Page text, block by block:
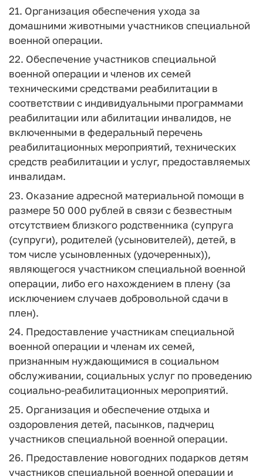
21. Организация обеспечения ухода за
домашними животными участников специальной
военной операции.
22. Обеспечение участников специальной
военной операции и членов их семей
техническими средствами реабилитации в
соответствии с индивидуальными программами
реабилитации или абилитации инвалидов, не
включенными в федеральный перечень
реабилитационных мероприятий, технических
средств реабилитации и услуг, предоставляемых
инвалидам.
23. Оказание адресной материальной помощи в
размере 50 000 рублей в связи с безвестным
отсутствием близкого родственника (супруга
(супруги), родителей (усыновителей), детей, в
том числе усыновленных (удочеренных)),
являющегося участником специальной военной
операции, либо его нахождением в плену (за
исключением случаев добровольной сдачи в
плен).
24. Предоставление участникам специальной
военной операции и членам их семей,
признанным нуждающимися в социальном
обслуживании, социальных услуг по проведению
социально-реабилитационных мероприятий.
25. Организация и обеспечение отдыха и
оздоровления детей, пасынков, падчериц
участников специальной военной операции.
26. Предоставление новогодних подарков детям
участников специальной военной операции и